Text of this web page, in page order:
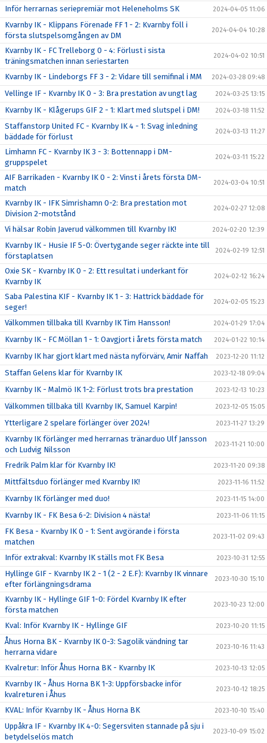
Inför herrarnas seriepremiär mot Heleneholms SK 2024-04-05 11:06
Kvarnby IK - Klippans Förenade FF 1 - 2: Kvarnby föll i
första slutspelsomgången av DM
2024-04-04 10:28
Kvarnby IK - FC Trelleborg 0 - 4: Förlust i sista
träningsmatchen innan seriestarten
2024-04-02 10:51
Kvarnby IK - Lindeborgs FF 3 - 2: Vidare till semifinal i MM 2024-03-28 09:48
Vellinge IF - Kvarnby IK 0 - 3: Bra prestation av ungt lag 2024-03-25 13:15
Kvarnby IK - Klågerups GIF 2 - 1: Klart med slutspel i DM! 2024-03-18 11:52
Staffanstorp United FC - Kvarnby IK 4 - 1: Svag inledning
bäddade för förlust
2024-03-13 11:27
Limhamn FC - Kvarnby IK 3 - 3: Bottennapp i DM-
gruppspelet
2024-03-11 15:22
AIF Barrikaden - Kvarnby IK 0 - 2: Vinst i årets första DM-
match
2024-03-04 10:51
Kvarnby IK - IFK Simrishamn 0-2: Bra prestation mot
Division 2-motstånd
2024-02-27 12:08
Vi hälsar Robin Javerud välkommen till Kvarnby IK! 2024-02-20 12:39
Kvarnby IK - Husie IF 5-0: Övertygande seger räckte inte till
förstaplatsen
2024-02-19 12:51
Oxie SK - Kvarnby IK 0 - 2: Ett resultat i underkant för
Kvarnby IK
2024-02-12 16:24
Saba Palestina KIF - Kvarnby IK 1 - 3: Hattrick bäddade för
seger!
2024-02-05 15:23
Välkommen tillbaka till Kvarnby IK Tim Hansson! 2024-01-29 17:04
Kvarnby IK - FC Möllan 1 - 1: Oavgjort i årets första match 2024-01-22 10:14
Kvarnby IK har gjort klart med nästa nyförvärv, Amir Naffah 2023-12-20 11:12
Staffan Gelens klar för Kvarnby IK 2023-12-18 09:04
Kvarnby IK - Malmö IK 1-2: Förlust trots bra prestation 2023-12-13 10:23
Välkommen tillbaka till Kvarnby IK, Samuel Karpin! 2023-12-05 15:05
Ytterligare 2 spelare förlänger över 2024! 2023-11-27 13:29
Kvarnby IK förlänger med herrarnas tränarduo Ulf Jansson
och Ludvig Nilsson
2023-11-21 10:00
Fredrik Palm klar för Kvarnby IK! 2023-11-20 09:38
Mittfältsduo förlänger med Kvarnby IK! 2023-11-16 11:52
Kvarnby IK förlänger med duo! 2023-11-15 14:00
Kvarnby IK - FK Besa 6-2: Division 4 nästa! 2023-11-06 11:15
FK Besa - Kvarnby IK 0 - 1: Sent avgörande i första
matchen
2023-11-02 09:43
Inför extrakval: Kvarnby IK ställs mot FK Besa 2023-10-31 12:55
Hyllinge GIF - Kvarnby IK 2 - 1 (2 - 2 E.F): Kvarnby IK vinnare
efter förlängningsdrama
2023-10-30 15:10
Kvarnby IK - Hyllinge GIF 1-0: Fördel Kvarnby IK efter
första matchen
2023-10-23 12:00
Kval: Inför Kvarnby IK - Hyllinge GIF 2023-10-20 11:15
Åhus Horna BK - Kvarnby IK 0-3: Sagolik vändning tar
herrarna vidare
2023-10-16 11:43
Kvalretur: Inför Åhus Horna BK - Kvarnby IK 2023-10-13 12:05
Kvarnby IK - Åhus Horna BK 1-3: Uppförsbacke inför
kvalreturen i Åhus
2023-10-12 18:25
KVAL: Inför Kvarnby IK - Åhus Horna BK 2023-10-10 15:40
Uppåkra IF - Kvarnby IK 4-0: Segersviten stannade på sju i
betydelselös match
2023-10-09 15:02